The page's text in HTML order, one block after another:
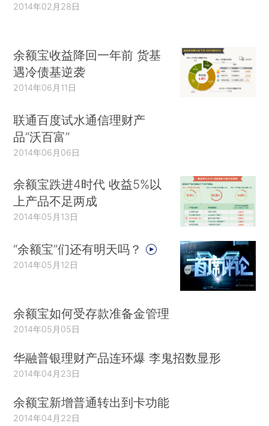
2014年02月28日
余额宝收益降回一年前 货基
遇冷债基逆袭
2014年06月11日
联通百度试水通信理财产
品“沃百富”
2014年06月06日
余额宝跌进4时代 收益5%以
上产品不足两成
2014年05月13日
“余额宝”们还有明天吗？
2014年05月12日
余额宝如何受存款准备金管理
2014年05月05日
华融普银理财产品连环爆 李鬼招数显形
2014年04月23日
余额宝新增普通转出到卡功能
2014年04月22日